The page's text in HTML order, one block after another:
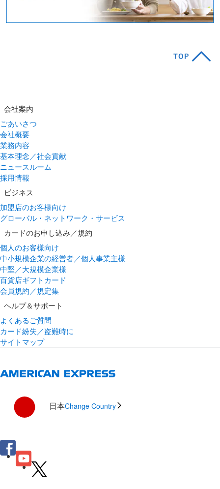
会社案内
ごあいさつ
会社概要
業務内容
基本理念／社会貢献
ニュースルーム
採用情報
ビジネス
加盟店のお客様向け
グローバル・ネットワーク・サービス
カードのお申し込み／規約
個人のお客様向け
中小規模企業の経営者／個人事業主様
中堅／大規模企業様
百貨店ギフトカード
会員規約／規定集
ヘルプ＆サポート
よくあるご質問
カード紛失／盗難時に
サイトマップ
日本Change Country